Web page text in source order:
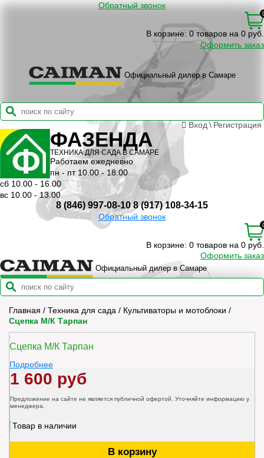
Обратный звонок
В корзине: 0 товаров на 0 руб.
Оформить заказ
Официальный дилер в Самаре
Вход \ Регистрация
ФАЗЕНДА
ТЕХНИКА ДЛЯ САДА В САМАРЕ
Работаем ежедневно
пн - пт 10.00 - 18.00
сб 10.00 - 16.00
вс 10.00 - 13.00
8 (846) 997-08-10 8 (917) 108-34-15
Обратный звонок
В корзине: 0 товаров на 0 руб.
Оформить заказ
Официальный дилер в Самаре
Главная / Техника для сада / Культиваторы и мотоблоки /
Сцепка М/К Тарпан
Сцепка М/К Тарпан
Подробнее
1 600 руб
Предложение на сайте не является публичной офертой. Уточняйте информацию у
менеджера.
Товар в наличии
В корзину